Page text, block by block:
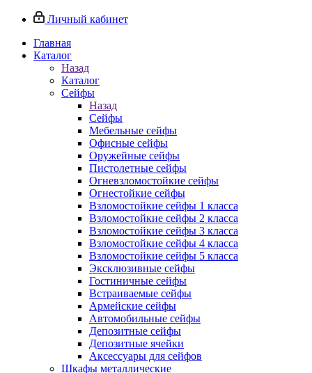
Личный кабинет
Главная
Каталог
Назад
Каталог
Сейфы
Назад
Сейфы
Мебельные сейфы
Офисные сейфы
Оружейные сейфы
Пистолетные сейфы
Огневзломостойкие сейфы
Огнестойкие сейфы
Взломостойкие сейфы 1 класса
Взломостойкие сейфы 2 класса
Взломостойкие сейфы 3 класса
Взломостойкие сейфы 4 класса
Взломостойкие сейфы 5 класса
Эксклюзивные сейфы
Гостиничные сейфы
Встраиваемые сейфы
Армейские сейфы
Автомобильные сейфы
Депозитные сейфы
Депозитные ячейки
Аксессуары для сейфов
Шкафы металлические